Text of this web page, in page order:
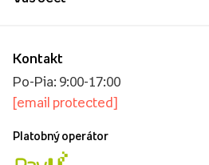
Kontakt
Po-Pia: 9:00-17:00
[email protected]
Platobný operátor